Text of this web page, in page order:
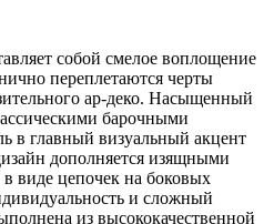
собой смелое воплощение
переплетаются черты
ар-деко. Насыщенный
барочными
в главный визуальный акцент
дополняется изящными
виде цепочек на боковых
и сложный
из высококачественной